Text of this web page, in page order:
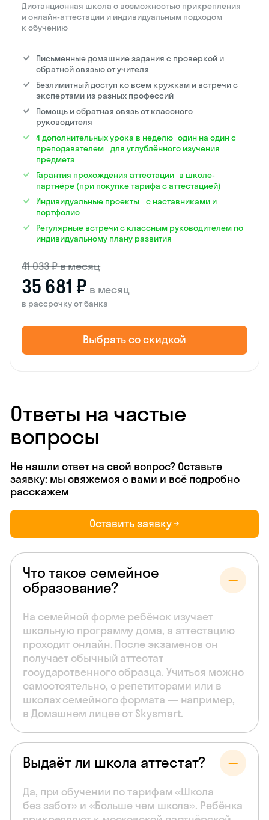
Дистанционная школа с возможностью прикрепления
и онлайн-аттестации и индивидуальным подходом
к обучению
Письменные домашние задания с проверкой и
обратной связью от учителя
Безлимитный доступ ко всем кружкам и встречи с
экспертами из разных профессий
Помощь и обратная связь от классного
руководителя
4 дополнительных урока в неделю один на один с
преподавателем для углублённого изучения
предмета
Гарантия прохождения аттестации в школе-
партнёре (при покупке тарифа с аттестацией)
Индивидуальные проекты с наставниками и
портфолио
Регулярные встречи с классным руководителем по
индивидуальному плану развития
41 033 ₽ в месяц
35 681 ₽ в месяц
в рассрочку от банка
Выбрать со скидкой
Ответы на частые
вопросы
Не нашли ответ на свой вопрос? Оставьте
заявку: мы свяжемся с вами и всё подробно
расскажем
Оставить заявку →
Что такое семейное
образование?
На семейной форме ребёнок изучает
школьную программу дома, а аттестацию
проходит онлайн. После экзаменов он
получает обычный аттестат
государственного образца. Учиться можно
самостоятельно, с репетиторами или в
школах семейного формата — например,
в Домашнем лицее от Skysmart.
Выдаёт ли школа аттестат?
Да, при обучении по тарифам «Школа
без забот» и «Больше чем школа». Ребёнка